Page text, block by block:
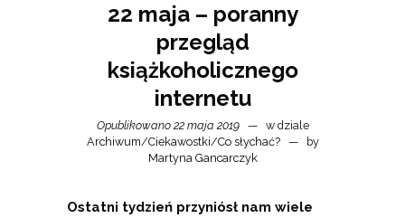
22 maja – poranny
przegląd
książkoholicznego
internetu
Opublikowano 22 maja 2019
w dziale
Archiwum/Ciekawostki/Co słychać?
by
Martyna Gancarczyk
Ostatni tydzień przyniósł nam wiele